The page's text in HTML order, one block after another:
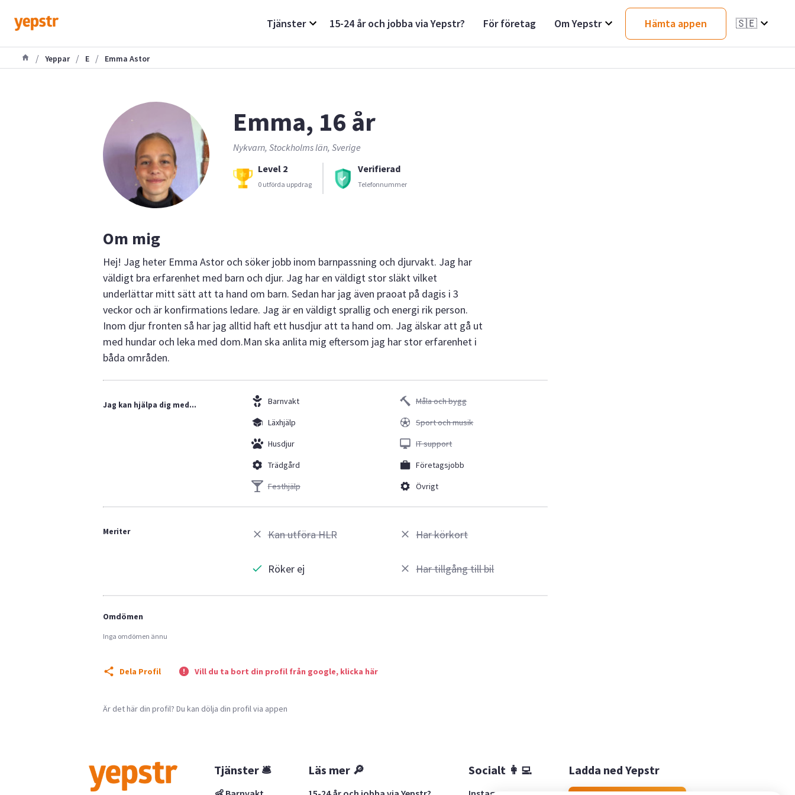
Tjänster 15-24 år och jobba via Yepstr? För företag Om Yepstr Hämta appen 🇸🇪
/ Yeppar / E / Emma Astor
Emma, 16 år
Nykvarn, Stockholms län, Sverige
Level 2
0 utförda uppdrag
Verifierad
Telefonnummer
Om mig
Hej! Jag heter Emma Astor och söker jobb inom barnpassning och djurvakt. Jag har
väldigt bra erfarenhet med barn och djur. Jag har en väldigt stor släkt vilket
underlättar mitt sätt att ta hand om barn. Sedan har jag även praoat på dagis i 3
veckor och är konfirmations ledare. Jag är en väldigt sprallig och energi rik person.
Inom djur fronten så har jag alltid haft ett husdjur att ta hand om. Jag älskar att gå ut
med hundar och leka med dom.Man ska anlita mig eftersom jag har stor erfarenhet i
båda områden.
Jag kan hjälpa dig med...
Barnvakt
Läxhjälp
Husdjur
Trädgård
Festhjälp
Måla och bygg
Sport och musik
IT support
Företagsjobb
Övrigt
Meriter Kan utföra HLR
Röker ej
Har körkort
Har tillgång till bil
Omdömen
Inga omdömen ännu
Dela Profil Vill du ta bort din profil från google, klicka här
Är det här din profil? Du kan dölja din profil via appen
Tjänster 🛎 Läs mer 🔎 Socialt 👩‍💻 Ladda ned Yepstr